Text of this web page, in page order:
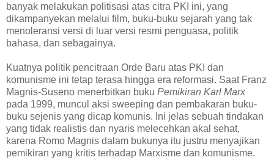
banyak melakukan politisasi atas citra PKI ini, yang
dikampanyekan melalui film, buku-buku sejarah yang tak
menoleransi versi di luar versi resmi penguasa, politik
bahasa, dan sebagainya.
Kuatnya politik pencitraan Orde Baru atas PKI dan
komunisme ini tetap terasa hingga era reformasi. Saat Franz
Magnis-Suseno menerbitkan buku Pemikiran Karl Marx
pada 1999, muncul aksi sweeping dan pembakaran buku-
buku sejenis yang dicap komunis. Ini jelas sebuah tindakan
yang tidak realistis dan nyaris melecehkan akal sehat,
karena Romo Magnis dalam bukunya itu justru menyajikan
pemikiran yang kritis terhadap Marxisme dan komunisme.